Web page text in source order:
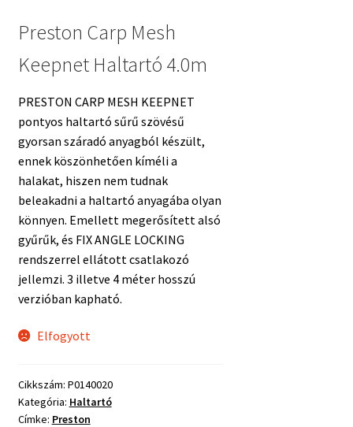
Preston Carp Mesh
Keepnet Haltartó 4.0m
PRESTON CARP MESH KEEPNET
pontyos haltartó sűrű szövésű
gyorsan száradó anyagból készült,
ennek köszönhetően kíméli a
halakat, hiszen nem tudnak
beleakadni a haltartó anyagába olyan
könnyen. Emellett megerősített alsó
gyűrűk, és FIX ANGLE LOCKING
rendszerrel ellátott csatlakozó
jellemzi. 3 illetve 4 méter hosszú
verzióban kapható.
Elfogyott
Cikkszám: P0140020
Kategória: Haltartó
Címke: Preston